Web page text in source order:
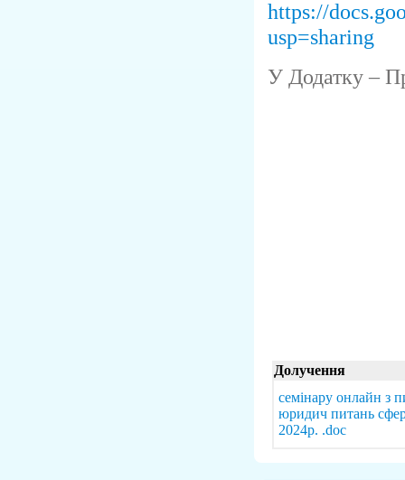
https://
usp=sharing
У Додатку –
Долучення
семінару онлайн з
юридич питань
2024р. .doc